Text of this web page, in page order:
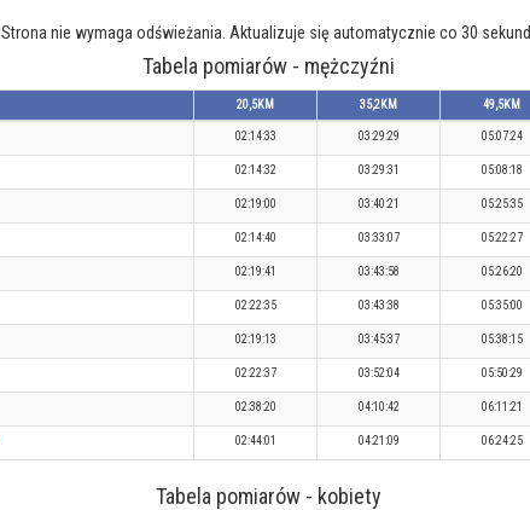
Strona nie wymaga odświeżania. Aktualizuje się automatycznie co 30 sekund.
Tabela pomiarów - mężczyźni
20,5KM 35,2KM 49,5KM
02:14:33 03:29:29 05:07:24
02:14:32 03:29:31 05:08:18
02:19:00 03:40:21 05:25:35
02:14:40 03:33:07 05:22:27
02:19:41 03:43:58 05:26:20
02:22:35 03:43:38 05:35:00
02:19:13 03:45:37 05:38:15
02:22:37 03:52:04 05:50:29
02:38:20 04:10:42 06:11:21
02:44:01 04:21:09 06:24:25
Tabela pomiarów - kobiety